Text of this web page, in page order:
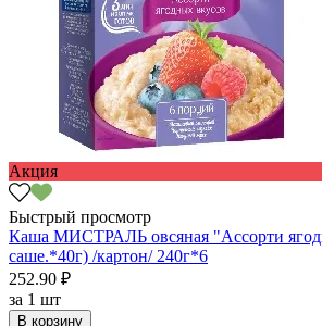
Акция
Быстрый просмотр
Каша МИСТРАЛЬ овсяная "Ассорти
саше.*40г) /картон/ 240г*6
252.90 ₽
за 1 шт
В корзину